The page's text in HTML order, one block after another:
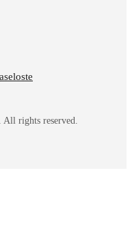
rights reserved.